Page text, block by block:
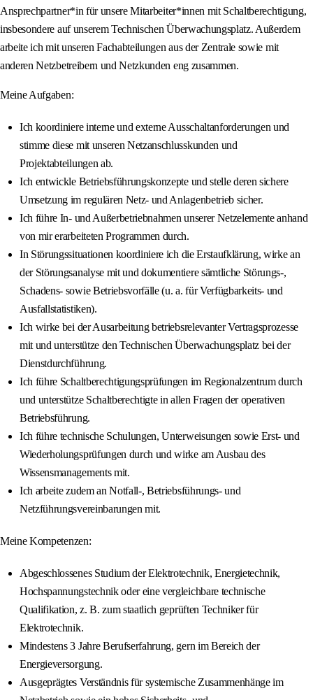
Ansprechpartner*in für unsere Mitarbeiter*innen mit Schaltberechtigung,
insbesondere auf unserem Technischen Überwachungsplatz. Außerdem
arbeite ich mit unseren Fachabteilungen aus der Zentrale sowie mit
anderen Netzbetreibern und Netzkunden eng zusammen.
Meine Aufgaben:
Ich koordiniere interne und externe Ausschaltanforderungen und
stimme diese mit unseren Netzanschlusskunden und
Projektabteilungen ab.
Ich entwickle Betriebsführungskonzepte und stelle deren sichere
Umsetzung im regulären Netz‐ und Anlagenbetrieb sicher.
Ich führe In- und Außerbetriebnahmen unserer Netzelemente anhand
von mir erarbeiteten Programmen durch.
In Störungssituationen koordiniere ich die Erstaufklärung, wirke an
der Störungsanalyse mit und dokumentiere sämtliche Störungs-,
Schadens- sowie Betriebsvorfälle (u. a. für Verfügbarkeits- und
Ausfallstatistiken).
Ich wirke bei der Ausarbeitung betriebsrelevanter Vertragsprozesse
mit und unterstütze den Technischen Überwachungsplatz bei der
Dienstdurchführung.
Ich führe Schaltberechtigungsprüfungen im Regionalzentrum durch
und unterstütze Schaltberechtigte in allen Fragen der operativen
Betriebsführung.
Ich führe technische Schulungen, Unterweisungen sowie Erst‐ und
Wiederholungsprüfungen durch und wirke am Ausbau des
Wissensmanagements mit.
Ich arbeite zudem an Notfall‐, Betriebsführungs‐ und
Netzführungsvereinbarungen mit.
Meine Kompetenzen:
Abgeschlossenes Studium der Elektrotechnik, Energietechnik,
Hochspannungstechnik oder eine vergleichbare technische
Qualifikation, z. B. zum staatlich geprüften Techniker für
Elektrotechnik.
Mindestens 3 Jahre Berufserfahrung, gern im Bereich der
Energieversorgung.
Ausgeprägtes Verständnis für systemische Zusammenhänge im